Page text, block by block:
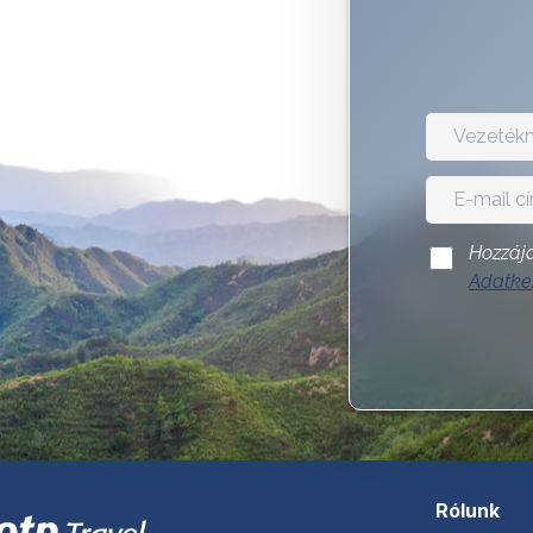
Rólunk